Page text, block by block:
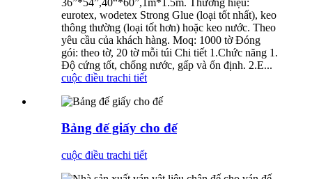
eurotex, wodetex Strong Glue (loại tốt nhất), keo
thông thường (loại tốt hơn) hoặc keo nước. Theo
yêu cầu của khách hàng. Moq: 1000 tờ Đóng
gói: theo tờ, 20 tờ mỗi túi Chi tiết 1.Chức năng 1.
Độ cứng tốt, chống nước, gấp và ổn định. 2.E...
cuộc điều trachi tiết
Bảng đế giấy cho đế
cuộc điều trachi tiết